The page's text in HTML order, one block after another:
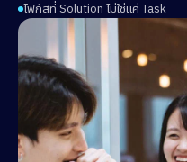
โฟกัสที่ Solution ไม่ใช่แค่ Task